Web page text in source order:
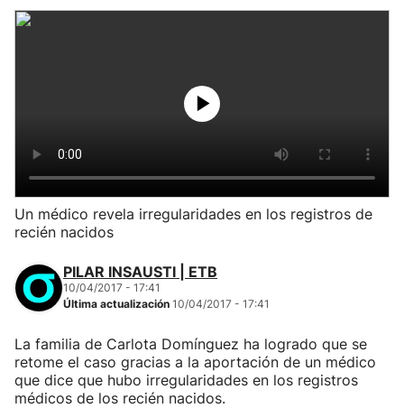
Un médico revela irregularidades en los registros de
recién nacidos
PILAR INSAUSTI | ETB
10/04/2017 - 17:41
Última actualización 10/04/2017 - 17:41
La familia de Carlota Domínguez ha logrado que se
retome el caso gracias a la aportación de un médico
que dice que hubo irregularidades en los registros
médicos de los recién nacidos.